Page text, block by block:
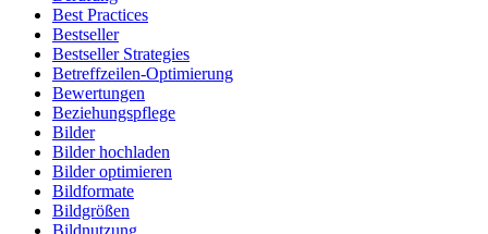
Best Practices
Bestseller
Bestseller Strategies
Betreffzeilen-Optimierung
Bewertungen
Beziehungspflege
Bilder
Bilder hochladen
Bilder optimieren
Bildformate
Bildgrößen
Bildnutzung